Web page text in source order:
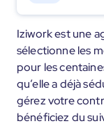
Iziwork est une
sélectionne les
pour les
qu’elle a déjà
gérez votre
bénéficiez du